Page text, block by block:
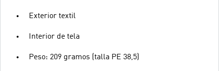
Exterior textil
Interior de tela
Peso: 209 gramos (talla PE 38,5)